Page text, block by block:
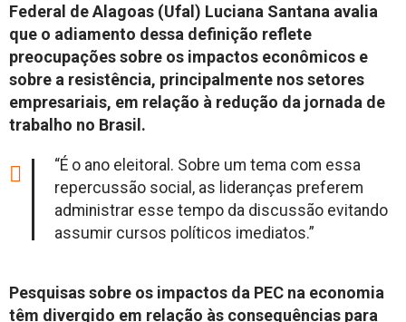
Federal de Alagoas (Ufal) Luciana Santana avalia
que o adiamento dessa definição reflete
preocupações sobre os impactos econômicos e
sobre a resistência, principalmente nos setores
empresariais, em relação à redução da jornada de
trabalho no Brasil.
“É o ano eleitoral. Sobre um tema com essa
repercussão social, as lideranças preferem
administrar esse tempo da discussão evitando
assumir cursos políticos imediatos.”
Pesquisas sobre os impactos da PEC na economia
têm divergido em relação às consequências para